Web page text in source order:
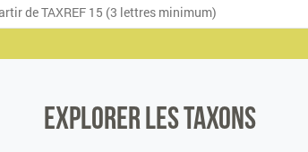
Explorer les taxons